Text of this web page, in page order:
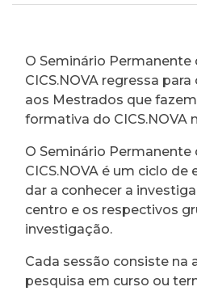
O Seminário
CICS.NOVA regressa
aos Mestrados que
formativa do CICS.NOVA
O Seminário
CICS.NOVA é um ciclo
dar a conhecer a
centro e os respectivos
investigação.
Cada sessão consiste na
pesquisa em curso ou